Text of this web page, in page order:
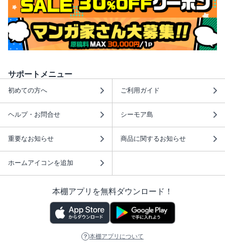
サポートメニュー
初めての方へ ご利用ガイド
ヘルプ・お問合せ シーモア島
重要なお知らせ 商品に関するお知らせ
ホームアイコンを追加
本棚アプリを無料ダウンロード！
本棚アプリについて